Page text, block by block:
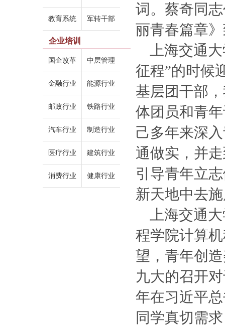
教育系统 军转干部
企业培训
国企改革 中层管理
金融行业 能源行业
邮政行业 铁路行业
汽车行业 制造行业
医疗行业 建筑行业
消费行业 健康行业
词。蔡奇同
丽青春篇章
上海交通
征程”的时候
基层团干部
体团员和青
己多年来深
通做实，并
引导青年立
新天地中去
上海交通
程学院计算
望，青年创
九大的召开
年在习近平
同学真切需